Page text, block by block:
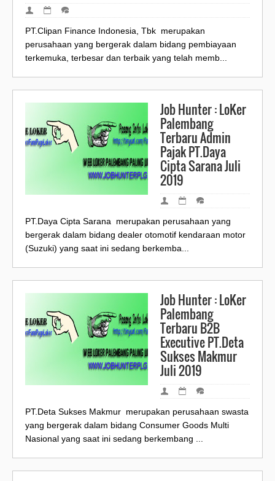
PT.Clipan Finance Indonesia, Tbk merupakan
perusahaan yang bergerak dalam bidang pembiayaan
terkemuka, terbesar dan terbaik yang telah memb...
Job Hunter : LoKer
Palembang
Terbaru Admin
Pajak PT.Daya
Cipta Sarana Juli
2019
PT.Daya Cipta Sarana merupakan perusahaan yang
bergerak dalam bidang dealer otomotif kendaraan motor
(Suzuki) yang saat ini sedang berkemba...
Job Hunter : LoKer
Palembang
Terbaru B2B
Executive PT.Deta
Sukses Makmur
Juli 2019
PT.Deta Sukses Makmur merupakan perusahaan swasta
yang bergerak dalam bidang Consumer Goods Multi
Nasional yang saat ini sedang berkembang ...